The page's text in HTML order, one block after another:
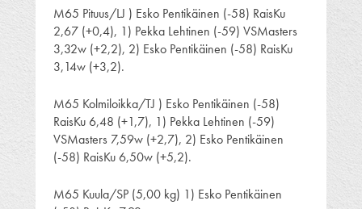
M65 Pituus/LJ ) Esko Pentikäinen (-58) RaisKu
2,67 (+0,4), 1) Pekka Lehtinen (-59) VSMasters
3,32w (+2,2), 2) Esko Pentikäinen (-58) RaisKu
3,14w (+3,2).
M65 Kolmiloikka/TJ ) Esko Pentikäinen (-58)
RaisKu 6,48 (+1,7), 1) Pekka Lehtinen (-59)
VSMasters 7,59w (+2,7), 2) Esko Pentikäinen
(-58) RaisKu 6,50w (+5,2).
M65 Kuula/SP (5,00 kg) 1) Esko Pentikäinen